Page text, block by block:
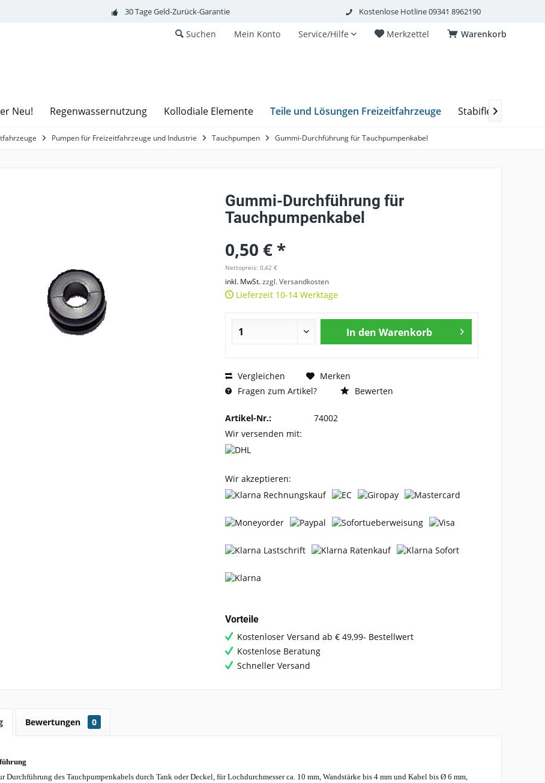
30 Tage Geld-Zurück-Garantie Kostenlose Hotline 09341 8962190
Warenkorb
Merkzettel
Service/Hilfe
Mein Konto
Suchen
Neu! Regenwassernutzung Kollodiale Elemente Teile und Lösungen Freizeitfahrzeuge Stabiflex
Pumpen für Freizeitfahrzeuge und Industrie Tauchpumpen Gummi-Durchführung für Tauchpumpenkabel
Gummi-Durchführung für
Tauchpumpenkabel
0,50 € *
Nettopreis: 0,42 €
inkl. MwSt.zzgl. Versandkosten
Lieferzeit 10-14 Werktage
In den Warenkorb
Vergleichen
Merken
Fragen zum Artikel?
Bewerten
Artikel-Nr.:
74002
Wir versenden mit:
Wir akzeptieren:
Vorteile
Kostenloser Versand ab € 49,99- Bestellwert
Kostenlose Beratung
Schneller Versand
Bewertungen 0
Durchführung des Tauchpumpenkabels durch Tank oder Deckel, für Lochdurchmesser ca. 10 mm, Wandstärke bis 4 mm und Kabel bis Ø 6 mm,